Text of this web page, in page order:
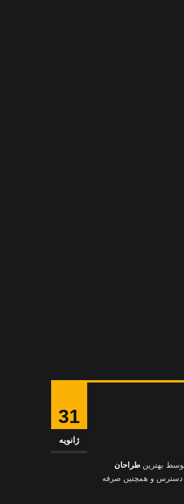
31
ژانویه
بهترین طراحان
دسترس و همچنین صرفه